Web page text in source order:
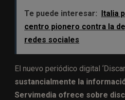
Te puede interesar: Italia
centro pionero contra la
redes sociales
El nuevo periódico digital
sustancialmente la
Servimedia ofrece sobre